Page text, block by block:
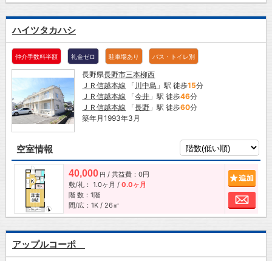
ハイツタカハシ
仲介手数料半額 礼金ゼロ 駐車場あり バス・トイレ別
長野県長野市三本柳西
ＪＲ信越本線 「 川中島 」駅 徒歩15分
ＪＲ信越本線 「今井 」駅 徒歩46分
ＪＲ信越本線 「長野 」駅 徒歩60分
築年月1993年3月
空室情報
40,000 円 / 共益費：0円
敷/礼： 1.0ヶ月 / 0.0ヶ月
階 数：1階
間/広：1K / 26㎡
お
アップルコーポ